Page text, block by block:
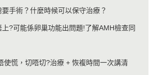
手術？什麼時候可以保守治療？
上?可能係卵巢功能出問題!了解AMH檢查同
使慌，切唔切?治療 + 恢複時間一次講清